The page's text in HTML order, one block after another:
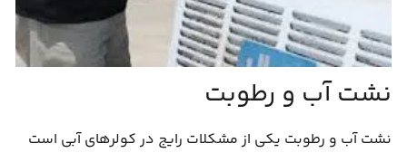
نشت آب و رطوبت
نشت آب و رطوبت یکی از مشکلات رایج در کولرهای آبی است